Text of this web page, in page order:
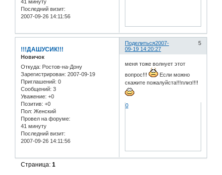
41 минуту
Последний визит:
2007-09-26 14:11:56
Поделиться 5
2007-
09-19 14:20:27
!!!ДАШУСИК!!!
Новичок
Откуда: Ростов-на-Дону
Зарегистрирован: 2007-09-19
Приглашений: 0
Сообщений: 3
Уважение: +0
Позитив: +0
Пол: Женский
Провел на форуме:
41 минуту
Последний визит:
2007-09-26 14:11:56
меня тоже волнует этот
вопрос!!!
Если можно
скажите пожалуйста!!!плиз!!!!
0
Страница:1